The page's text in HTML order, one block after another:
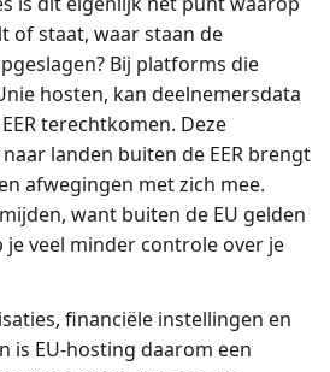
of staat, waar staan de
Bij platforms die
hosten, kan deelnemersdata
terechtkomen. Deze
landen buiten de EER brengt
afwegingen met zich mee.
want buiten de EU gelden
je veel minder controle over je
financiële instellingen en
is EU-hosting daarom een